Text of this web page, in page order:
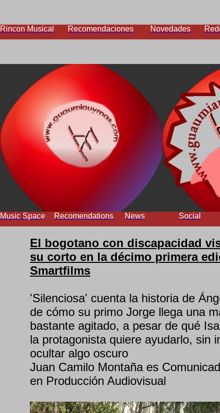
Rincon Musical Recomendaciones Novedades
Music Space Recomendations News Social
El bogotano con discapacidad
su corto en la décimo primera
Smartfilms
'Silenciosa' cuenta la historia de
de cómo su primo Jorge llega una
bastante agitado, a pesar de qué
la protagonista quiere ayudarlo, sin
ocultar algo oscuro
Juan Camilo Montaña es
en Producción Audiovisual